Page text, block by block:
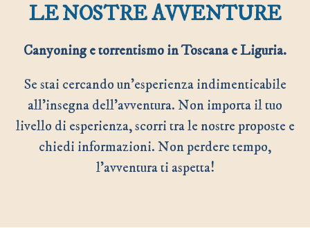
LE NOSTRE AVVENTURE
Canyoning e torrentismo in Toscana e Liguria.
Se stai cercando un’esperienza indimenticabile
all’insegna dell’avventura. Non importa il tuo
livello di esperienza, scorri tra le nostre proposte e
chiedi informazioni. Non perdere tempo,
l’avventura ti aspetta!